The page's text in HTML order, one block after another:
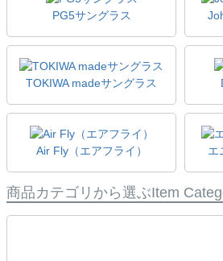
PG5サングラス
TOKIWA madeサングラス
Air Fly（エアフライ） エ
商品カテゴリから選ぶItem